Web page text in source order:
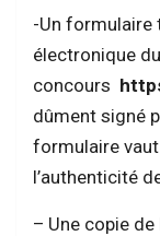
-Un formulaire
électronique du
concours
dûment signé
formulaire
l’authenticité
– Une copie